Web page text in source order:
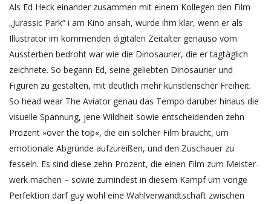
Als Ed Heck einander zusammen mit einem Kollegen den Film
„Jurassic Park“ i am Kino ansah, wurde ihm klar, wenn er als
Illustrator im kommenden digitalen Zeitalter genauso vom
Aussterben bedroht war wie die Dinosaurier, die er tagtäglich
zeichnete. So begann Ed, seine geliebten Dinosaurier und
Figuren zu gestalten, mit deutlich mehr künstlerischer Freiheit.
So head wear The Aviator genau das Tempo darüber hinaus die
visuelle Spannung, jene Wildheit sowie entschei­denden zehn
Prozent »over the top«, die ein solcher Film braucht, um
emotio­nale Abgründe aufzu­reißen, und den Zuschauer zu
fesseln. Es sind diese zehn Prozent, die einen Film zum Meis­ter­
werk machen – sowie zumindest in diesem Kampf um vorige
Perfek­tion darf guy wohl eine Wahl­ver­wandt­schaft zwischen